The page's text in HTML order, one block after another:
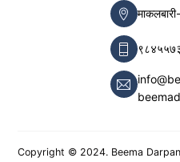
Copyright © 2024. Beema